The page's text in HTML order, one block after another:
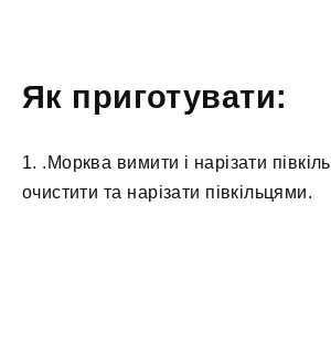
Як приготувати:
1. .Морква вимити і нарізати
очистити та нарізати півкільцями.